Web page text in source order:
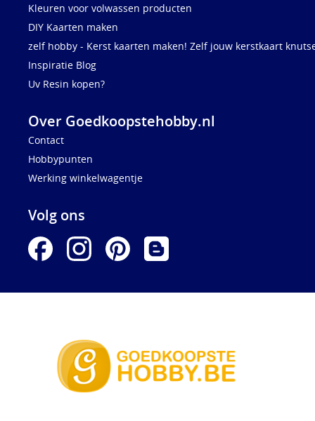
Kleuren voor volwassen producten
DIY Kaarten maken
zelf hobby - Kerst kaarten maken! Zelf jouw kerstkaart
Inspiratie Blog
Uv Resin kopen?
Over Goedkoopstehobby.nl
Contact
Hobbypunten
Werking winkelwagentje
Volg ons